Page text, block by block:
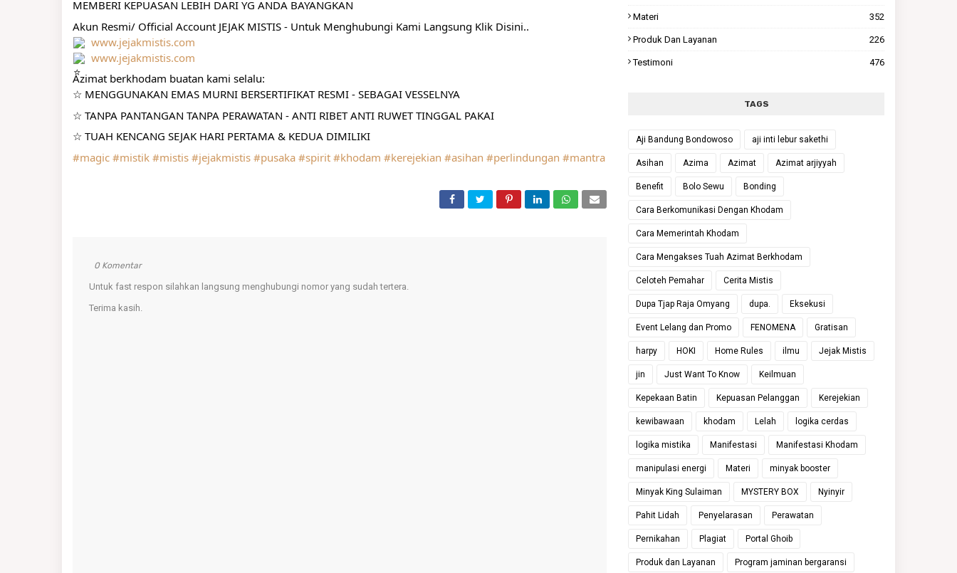
MEMBERI KEPUASAN LEBIH DARI YG ANDA BAYANGKAN
Akun Resmi/ Official Account JEJAK MISTIS - Untuk Menghubungi Kami Langsung Klik Disini..
www.jejakmistis.com
www.jejakmistis.com
Azimat berkhodam buatan kami selalu:
☆ MENGGUNAKAN EMAS MURNI BERSERTIFIKAT RESMI - SEBAGAI VESSELNYA
☆ TANPA PANTANGAN TANPA PERAWATAN - ANTI RIBET ANTI RUWET TINGGAL PAKAI
☆ TUAH KENCANG SEJAK HARI PERTAMA & KEDUA DIMILIKI
#magic #mistik #mistis #jejakmistis #pusaka #spirit #khodam #kerejekian #asihan #perlindungan #mantra
0 Komentar
Untuk fast respon silahkan langsung menghubungi nomor yang sudah tertera.
Terima kasih.
Materi 352
Produk Dan Layanan 226
Testimoni 476
TAGS
Aji Bandung Bondowoso aji inti lebur sakethi
Asihan Azima Azimat Azimat arjiyyah
Benefit Bolo Sewu Bonding
Cara Berkomunikasi Dengan Khodam
Cara Memerintah Khodam
Cara Mengakses Tuah Azimat Berkhodam
Celoteh Pemahar Cerita Mistis
Dupa Tjap Raja Omyang dupa. Eksekusi
Event Lelang dan Promo FENOMENA Gratisan
harpy HOKI Home Rules ilmu Jejak Mistis
jin Just Want To Know Keilmuan
Kepekaan Batin Kepuasan Pelanggan Kerejekian
kewibawaan khodam Lelah logika cerdas
logika mistika Manifestasi Manifestasi Khodam
manipulasi energi Materi minyak booster
Minyak King Sulaiman MYSTERY BOX Nyinyir
Pahit Lidah Penyelarasan Perawatan
Pernikahan Plagiat Portal Ghoib
Produk dan Layanan Program jaminan bergaransi